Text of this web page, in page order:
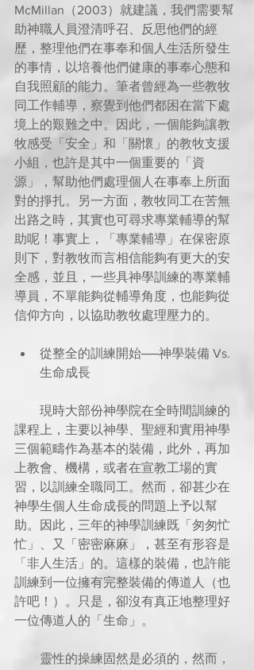
McMillan（2003）就建議，我們需要幫
助神職人員澄清呼召、反思他們的經
歷，整理他們在事奉和個人生活所發生
的事情，以培養他們健康的事奉心態和
自我照顧的能力。筆者曾經為一些教牧
同工作輔導，察覺到他們都困在當下處
境上的艱難之中。因此，一個能夠讓教
牧感受「安全」和「關懷」的教牧支援
小組，也許是其中一個重要的「資
源」，幫助他們處理個人在事奉上所面
對的掙扎。另一方面，教牧同工在苦無
出路之時，其實也可尋求專業輔導的幫
助呢！事實上，「專業輔導」在保密原
則下，對教牧而言相信能夠有更大的安
全感，並且，一些具神學訓練的專業輔
導員，不單能夠從輔導角度，也能夠從
信仰方向，以協助教牧處理壓力的。
從整全的訓練開始──神學裝備 Vs.
生命成長
課程上，主要以神學、聖經和實用神學
三個範疇作為基本的裝備，此外，再加
上教會、機構，或者在宣教工場的實
習，以訓練全職同工。然而，卻甚少在
神學生個人生命成長的問題上予以幫
助。因此，三年的神學訓練既「匆匆忙
忙」、又「密密麻麻」，甚至有形容是
「非人生活」的。這樣的裝備，也許能
訓練到一位擁有完整裝備的傳道人（也
許吧！）。只是，卻沒有真正地整理好
一位傳道人的「生命」。